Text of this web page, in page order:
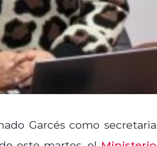
Garcés como secretaria